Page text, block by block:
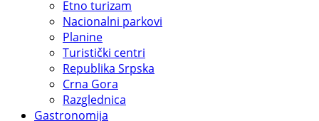
Etno turizam
Nacionalni parkovi
Planine
Turistički centri
Republika Srpska
Crna Gora
Razglednica
Gastronomija